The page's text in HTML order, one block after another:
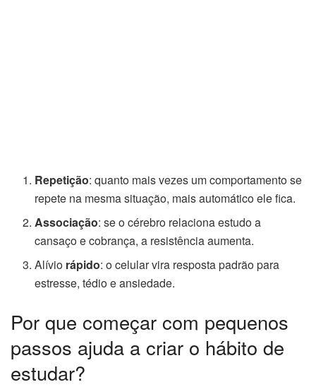
Repetição: quanto mais vezes um comportamento se
repete na mesma situação, mais automático ele fica.
Associação: se o cérebro relaciona estudo a
cansaço e cobrança, a resistência aumenta.
Alívio rápido: o celular vira resposta padrão para
estresse, tédio e ansiedade.
Por que começar com pequenos
passos ajuda a criar o hábito de
estudar?